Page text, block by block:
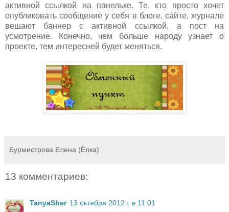
активной ссылкой на панельке. Те, кто просто хочет
опубликовать сообщение у себя в блоге, сайте, журнале
вешают баннер с активной ссылкой, а пост на
усмотрение. Конечно, чем больше народу узнает о
проекте, тем интересней будет меняться.
Бурмистрова Елена (Ёлка)
13 комментариев:
TanyaSher 13 октября 2012 г. в 11:01